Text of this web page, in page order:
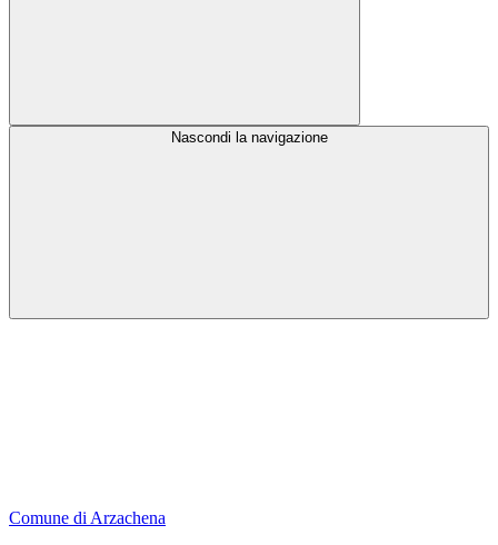
Nascondi la navigazione
Comune di Arzachena